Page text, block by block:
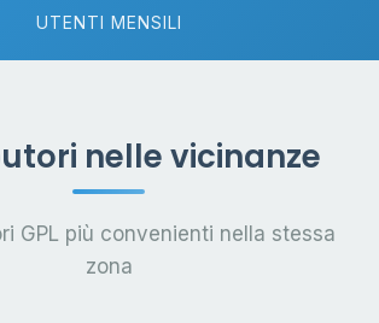
UTENTI MENSILI
nelle vicinanze
GPL più convenienti nella stessa
zona